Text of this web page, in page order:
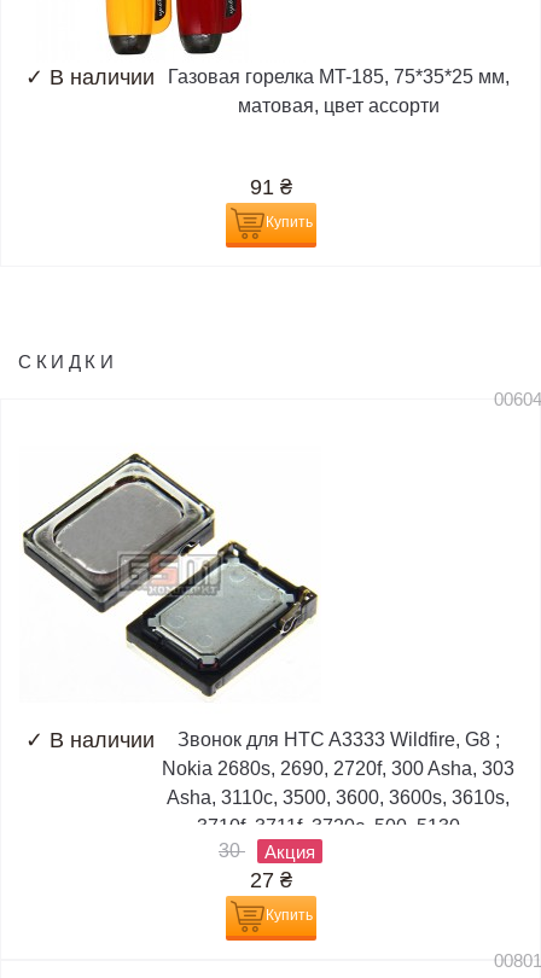
✓ В наличии
Газовая горелка MT-185, 75*35*25 мм,
матовая, цвет ассорти
91 ₴
Купить
СКИДКИ
✓ В наличии
Звонок для HTC A3333 Wildfire, G8 ;
Nokia 2680s, 2690, 2720f, 300 Asha, 303
Asha, 3110c, 3500, 3600, 3600s, 3610s,
3710f, 3711f, 3720c, 500, 5130,...
30
Акция
27 ₴
Купить